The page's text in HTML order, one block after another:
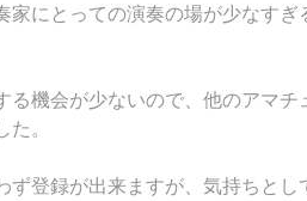
家にとっての演奏の場が少なす
る機会が少ないので、他のアマ
。
ず登録が出来ますが、気持ちと